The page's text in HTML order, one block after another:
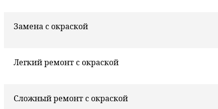
Замена с окраской
Легкий ремонт с окраской
Сложный ремонт с окраской